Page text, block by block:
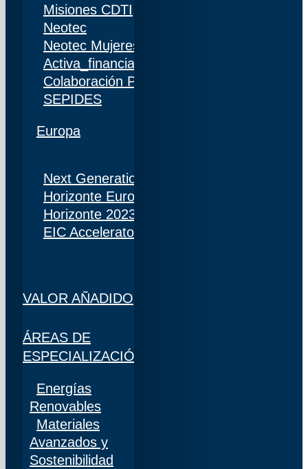
Misiones CDTI
Neotec
Neotec Mujeres
Activa_financiación (IDI)
Colaboración Público-Privada (CPP)
SEPIDES
Europa
Next Generation
Horizonte Europa
Horizonte 2023
EIC Accelerator
VALOR AÑADIDO
ÁREAS DE
ESPECIALIZACIÓN
Energías
Renovables
Materiales
Avanzados y
Sostenibilidad